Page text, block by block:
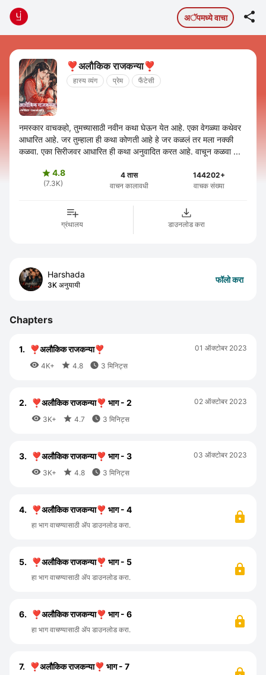
अॅपमध्ये वाचा 
❣️अलौकिक राजकन्या❣️
हास्य व्यंग प्रेम फैंटेसी
नमस्कार वाचकहो, तुमच्यासाठी नवीन कथा घेऊन येत आहे. एका वेगळ्या कथेवर
आधारित आहे. जर तुम्हाला ही कथा कोणती आहे हे जर कळलं तर मला नक्की
कळवा. एका सिरीजवर आधारित ही कथा अनुवादित करत आहे. वाचून कळवा ...
4.8
(7.3K)
4 तास
वाचन कालावधी
144202+
वाचक संख्या
ग्रंथालय डाउनलोड करा
Harshada
3K अनुयायी
फॉलो करा
Chapters
1. ❣️अलौकिक राजकन्या❣️
 4K+  4.8  3 मिनिट्स
01 ऑक्टोबर 2023
2. ❣️अलौकिक राजकन्या❣️ भाग - 2
 3K+  4.7  3 मिनिट्स
02 ऑक्टोबर 2023
3. ❣️अलौकिक राजकन्या❣️ भाग - 3
 3K+  4.8  3 मिनिट्स
03 ऑक्टोबर 2023
4. ❣️अलौकिक राजकन्या❣️ भाग - 4
हा भाग वाचण्यासाठी ॲप डाउनलोड करा.
5. ❣️अलौकिक राजकन्या❣️ भाग - 5
हा भाग वाचण्यासाठी ॲप डाउनलोड करा.
6. ❣️अलौकिक राजकन्या❣️ भाग - 6
हा भाग वाचण्यासाठी ॲप डाउनलोड करा.
7. ❣️अलौकिक राजकन्या❣️ भाग - 7